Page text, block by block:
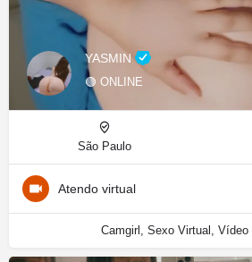
YASMIN
🟢 ONLINE
São Paulo
Atendo virtual
Camgirl, Sexo Virtual, Vídeo